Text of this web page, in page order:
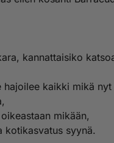
kannattaisiko
hajoilee kaikki mikä
mikään,
kotikasvatus syynä.